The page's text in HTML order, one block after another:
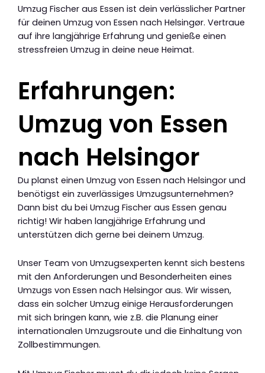
Umzug Fischer aus Essen ist dein verlässlicher Partner
für deinen Umzug von Essen nach Helsingør. Vertraue
auf ihre langjährige Erfahrung und genieße einen
stressfreien Umzug in deine neue Heimat.
Erfahrungen:
Umzug von Essen
nach Helsingor
Du planst einen Umzug von Essen nach Helsingor und
benötigst ein zuverlässiges Umzugsunternehmen?
Dann bist du bei Umzug Fischer aus Essen genau
richtig! Wir haben langjährige Erfahrung und
unterstützen dich gerne bei deinem Umzug.
Unser Team von Umzugsexperten kennt sich bestens
mit den Anforderungen und Besonderheiten eines
Umzugs von Essen nach Helsingor aus. Wir wissen,
dass ein solcher Umzug einige Herausforderungen
mit sich bringen kann, wie z.B. die Planung einer
internationalen Umzugsroute und die Einhaltung von
Zollbestimmungen.